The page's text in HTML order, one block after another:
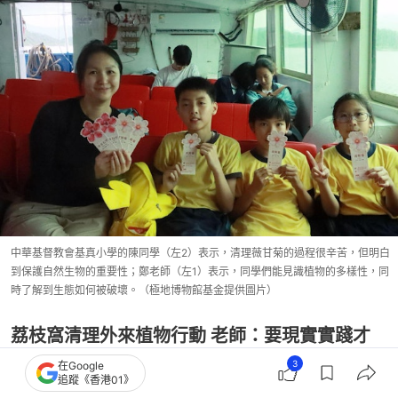
中華基督教會基真小學的陳同學（左2）表示，清理薇甘菊的過程很辛苦，但明白
到保護自然生物的重要性；鄭老師（左1）表示，同學們能見識植物的多樣性，同
時了解到生態如何被破壞。（極地博物館基金提供圖片）
荔枝窩清理外來植物行動 老師：要現實實踐才
是最好的在Google
追蹤《香港01》
3